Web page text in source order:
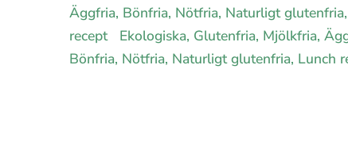
Äggfria, Bönfria, Nötfria, Naturligt
recept
Ekologiska, Glutenfria, Mjölkfria,
Bönfria, Nötfria, Naturligt glutenfria, Lunch